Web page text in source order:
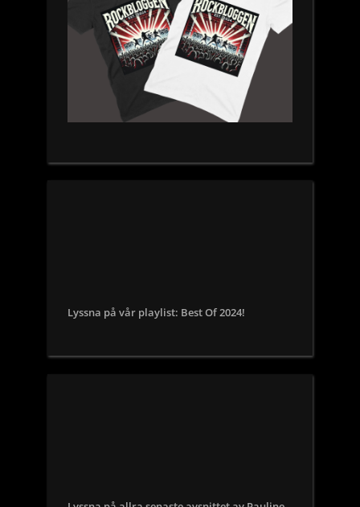
Lyssna på vår playlist: Best Of 2024!